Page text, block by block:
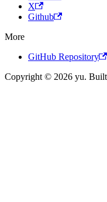
X
Github
More
GitHub Repository
Copyright © 2026 yu.